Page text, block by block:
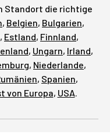
Standort die richtige
, Belgien, Bulgarien,
, Estland, Finnland,
, Ungarn, Irland,
, Niederlande,
, Spanien,
von Europa, USA.